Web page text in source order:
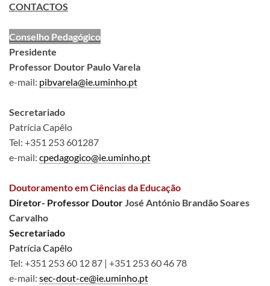
CONTACT​OS
Conselho Pedagógico
Presidente
Professor Doutor Paulo Varela
e-mail: pibvarela@ie.uminho.pt
Secretariado
Patrícia Capêlo
Tel: +351 253 601287
e-mail: cpedagogico@ie.uminho.pt
Doutoramento em Ciências da Educação
Diretor- Professor DoutorJosé António Brandão Soares
Carvalho
Secretariado
Patrícia Capêlo
Tel: +351 253 60 12 87 | +351 253 60 46 78
e-mail: sec-dout-ce@ie.uminho.pt